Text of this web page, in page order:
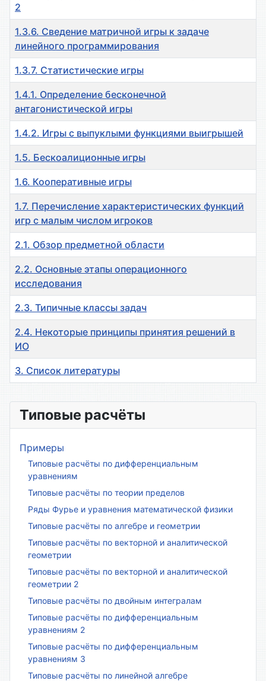
2
1.3.6. Сведение матричной игры к задаче
линейного программирования
1.3.7. Статистические игры
1.4.1. Определение бесконечной
антагонистической игры
1.4.2. Игры с выпуклыми функциями выигрышей
1.5. Бескоалиционные игры
1.6. Кооперативные игры
1.7. Перечисление характеристических функций
игр с малым числом игроков
2.1. Обзор предметной области
2.2. Основные этапы операционного
исследования
2.3. Типичные классы задач
2.4. Некоторые принципы принятия решений в
ИО
3. Список литературы
Типовые расчёты
Примеры
Типовые расчёты по дифференциальным
уравнениям
Типовые расчёты по теории пределов
Ряды Фурье и уравнения математической физики
Типовые расчёты по алгебре и геометрии
Типовые расчёты по векторной и аналитической
геометрии
Типовые расчёты по векторной и аналитической
геометрии 2
Типовые расчёты по двойным интегралам
Типовые расчёты по дифференциальным
уравнениям 2
Типовые расчёты по дифференциальным
уравнениям 3
Типовые расчёты по линейной алгебре